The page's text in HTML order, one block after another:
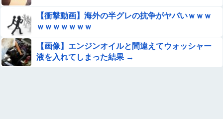
【衝撃動画】海外の半グレの抗争がヤバいｗｗｗ
ｗｗｗｗｗｗｗ
【画像】エンジンオイルと間違えてウォッシャー
液を入れてしまった結果 →